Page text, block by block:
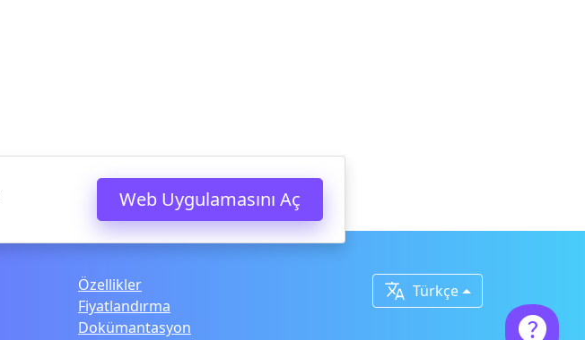
Web Uygulamasını Aç
Özellikler
Fiyatlandırma
Dokümantasyon
 Türkçe
